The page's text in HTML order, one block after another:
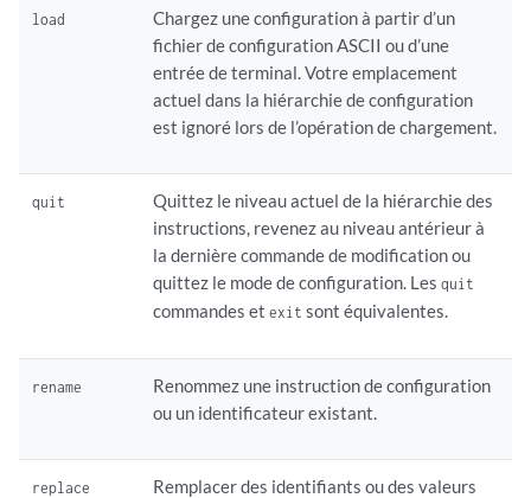
load
Chargez une configuration à partir d’un
fichier de configuration ASCII ou d’une
entrée de terminal. Votre emplacement
actuel dans la hiérarchie de configuration
est ignoré lors de l’opération de chargement.
quit
Quittez le niveau actuel de la hiérarchie des
instructions, revenez au niveau antérieur à
la dernière commande de modification ou
quittez le mode de configuration. Lesquit
commandes etexit sont équivalentes.
rename Renommez une instruction de configuration
ou un identificateur existant.
replace
Remplacer des identifiants ou des valeurs